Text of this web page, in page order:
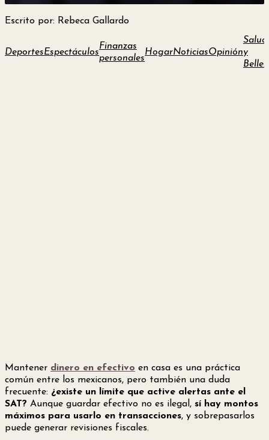
Belleza
Hogar
Escrito por: Rebeca Gallardo
DeportesEspectáculos
Finanzas
personales
HogarNoticiasOpinión
Salud
y
Mantener dinero en efectivo en casa es una práctica
común entre los mexicanos, pero también una duda
frecuente: ¿existe un límite que active alertas ante el
SAT? Aunque guardar efectivo no es ilegal, sí hay montos
máximos para usarlo en transacciones, y sobrepasarlos
puede generar revisiones fiscales.